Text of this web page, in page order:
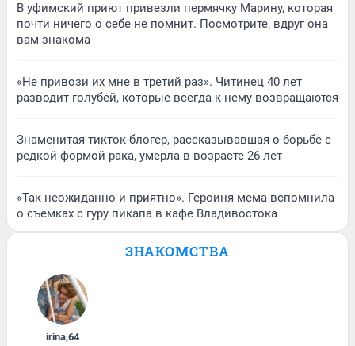
В уфимский приют привезли пермячку Марину, которая
почти ничего о себе не помнит. Посмотрите, вдруг она
вам знакома
«Не привози их мне в третий раз». Читинец 40 лет
разводит голубей, которые всегда к нему возвращаются
Знаменитая тикток-блогер, рассказывавшая о борьбе с
редкой формой рака, умерла в возрасте 26 лет
«Так неожиданно и приятно». Героиня мема вспомнила
о съемках с гуру пикапа в кафе Владивостока
ЗНАКОМСТВА
irina,64